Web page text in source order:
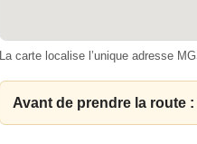
La carte localise l’unique adresse
Avant de prendre la route :